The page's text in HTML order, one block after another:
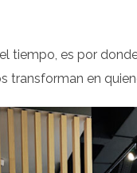
tiempo, es por
transforman en